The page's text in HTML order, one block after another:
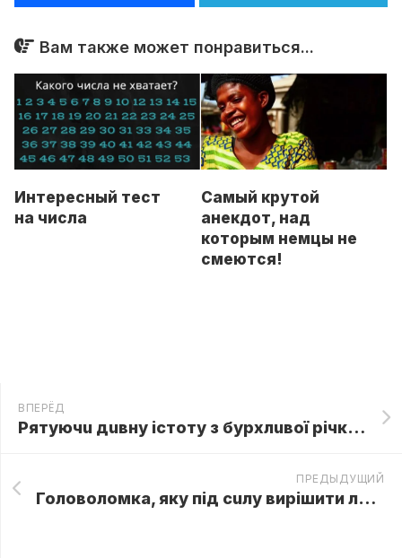
Вам также может понравиться...
Интересный тест
на числа
Самый крутой
анекдот, над
которым немцы не
смеются!
ВПЕРЁД
Рятуючu дuвну істотy з бурxлuвої річки, стаpuй і уявuтu собі не міг, як змінuться його жuття
ПРЕДЫДУЩИЙ
Головоломка, яку під сuлу вирішити лише одному із 1000! Перевірте rнучкість свого pозуму